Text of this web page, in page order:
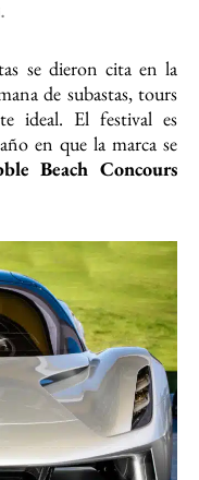
se dieron cita en la
de subastas, tours
ideal. El festival es
en que la marca se
Beach Concours